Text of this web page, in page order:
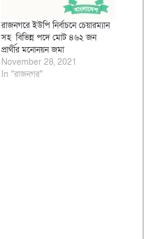
রাজনগরে ইউপি নির্বাচনে চেয়ারম্যান
সহ বিভিন্ন পদে মোট ৪৬২ জন
প্রার্থীর মনোনয়ন জমা
November 28, 2021
In "রাজনগর"